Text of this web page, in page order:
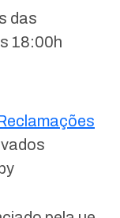
das
18:00h